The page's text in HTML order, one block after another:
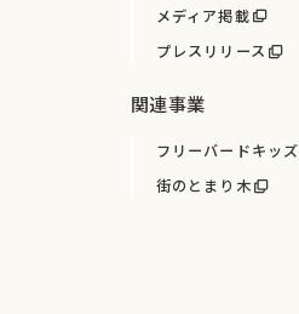
メディア掲載
プレスリリース
関連事業
フリーバードキッズ
街のとまり木